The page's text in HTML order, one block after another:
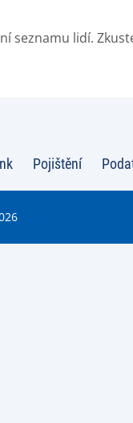
seznamu lidí.
Pojištění